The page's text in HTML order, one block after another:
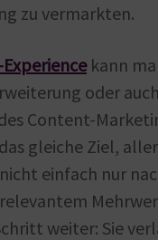
zu vermarkten.
kann
oder
Content-
gleiche Ziel,
einfach nur
weiter: Sie